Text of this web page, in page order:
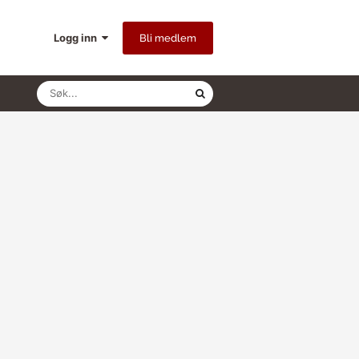
Logg inn Bli medlem